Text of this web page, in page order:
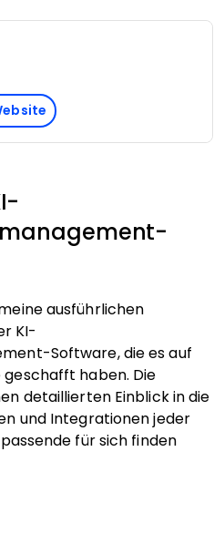
ausführlichen
KI-
Software, die es auf
geschafft haben. Die
detaillierten Einblick in die
und Integrationen jeder
für sich finden